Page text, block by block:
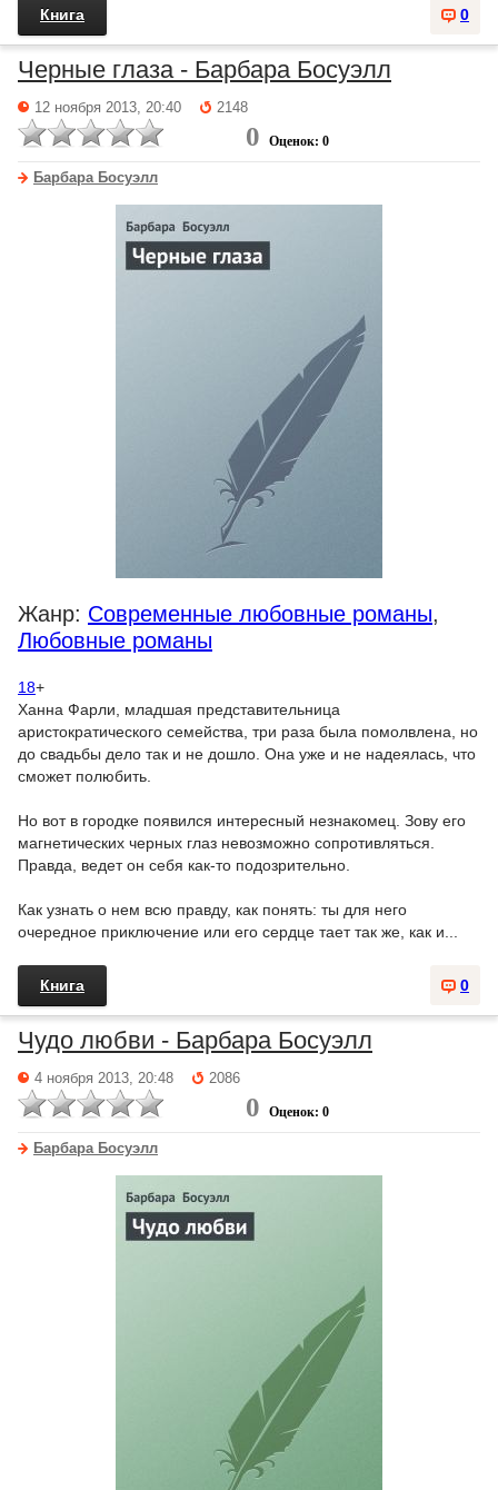
0
Книга
Черные глаза - Барбара Босуэлл
12 ноября 2013, 20:40 2148
0 Оценок: 0
Барбара Босуэлл
Жанр: Современные любовные романы,
Любовные романы
18+
Ханна Фарли, младшая представительница
аристократического семейства, три раза была помолвлена, но
до свадьбы дело так и не дошло. Она уже и не надеялась, что
сможет полюбить.
Но вот в городке появился интересный незнакомец. Зову его
магнетических черных глаз невозможно сопротивляться.
Правда, ведет он себя как-то подозрительно.
Как узнать о нем всю правду, как понять: ты для него
очередное приключение или его сердце тает так же, как и...
0
Книга
Чудо любви - Барбара Босуэлл
4 ноября 2013, 20:48 2086
0 Оценок: 0
Барбара Босуэлл